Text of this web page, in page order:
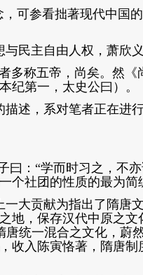
，可参看拙著现代中国
民主自由人权，萧欣
多称五帝，尚矣。然
纪第一，太史公曰）。
述，系对笔者正在进
曰：“学而时习之，不
个社团的性质的最为简
大贡献为指出了隋唐
地，保存汉代中原之
唐统一混合之文化，蔚
收入陈寅恪著，隋唐